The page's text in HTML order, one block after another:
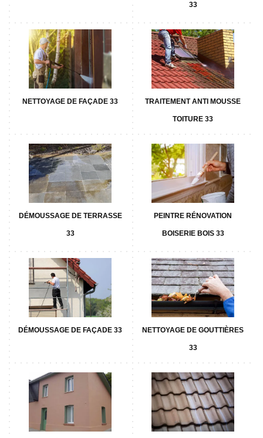
33
NETTOYAGE DE FAÇADE 33 TRAITEMENT ANTI MOUSSE
TOITURE 33
DÉMOUSSAGE DE TERRASSE
33
PEINTRE RÉNOVATION
BOISERIE BOIS 33
DÉMOUSSAGE DE FAÇADE 33 NETTOYAGE DE GOUTTIÈRES
33